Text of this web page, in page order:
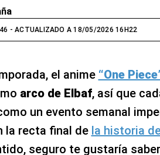
- ACTUALIZADO A 18/05/2026 16H22
el anime “One
arco de Elbaf, así que
un evento semanal
la recta final de la historia
seguro te gustaría